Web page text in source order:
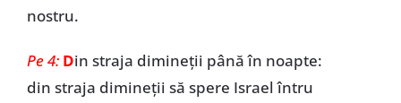
nostru.
Pe 4: Din straja dimineții până în noapte:
din straja dimineții să spere Israel întru